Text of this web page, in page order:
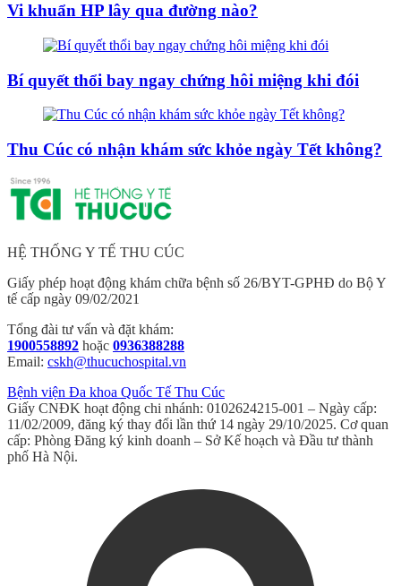
Vi khuẩn HP lây qua đường nào?
Bí quyết thổi bay ngay chứng hôi miệng khi đói
Thu Cúc có nhận khám sức khỏe ngày Tết không?
HỆ THỐNG Y TẾ THU CÚC
Giấy phép hoạt động khám chữa bệnh số 26/BYT-GPHĐ do Bộ Y
tế cấp ngày 09/02/2021
Tổng đài tư vấn và đặt khám:
1900558892 hoặc 0936388288
Email: cskh@thucuchospital.vn
Bệnh viện Đa khoa Quốc Tế Thu Cúc
Giấy CNĐK hoạt động chi nhánh: 0102624215-001 – Ngày cấp:
11/02/2009, đăng ký thay đổi lần thứ 14 ngày 29/10/2025. Cơ quan
cấp: Phòng Đăng ký kinh doanh – Sở Kế hoạch và Đầu tư thành
phố Hà Nội.